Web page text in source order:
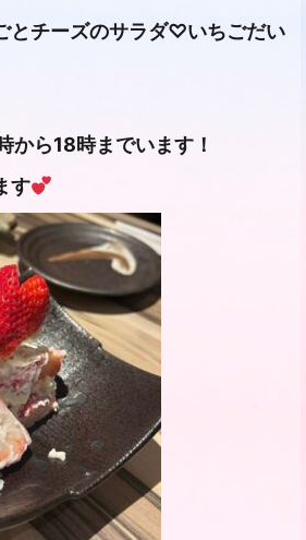
とチーズのサラダ♡いちごだい
ら18時までいます！
す